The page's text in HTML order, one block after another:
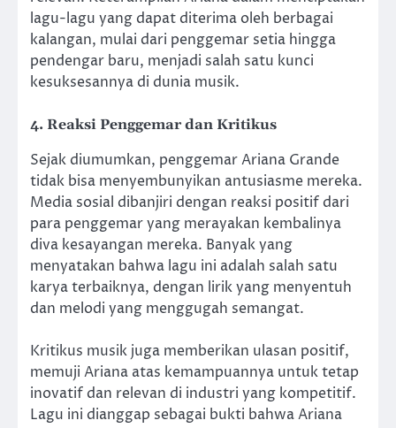
lagu-lagu yang dapat diterima oleh berbagai
kalangan, mulai dari penggemar setia hingga
pendengar baru, menjadi salah satu kunci
kesuksesannya di dunia musik.
4. Reaksi Penggemar dan Kritikus
Sejak diumumkan, penggemar Ariana Grande
tidak bisa menyembunyikan antusiasme mereka.
Media sosial dibanjiri dengan reaksi positif dari
para penggemar yang merayakan kembalinya
diva kesayangan mereka. Banyak yang
menyatakan bahwa lagu ini adalah salah satu
karya terbaiknya, dengan lirik yang menyentuh
dan melodi yang menggugah semangat.
Kritikus musik juga memberikan ulasan positif,
memuji Ariana atas kemampuannya untuk tetap
inovatif dan relevan di industri yang kompetitif.
Lagu ini dianggap sebagai bukti bahwa Ariana